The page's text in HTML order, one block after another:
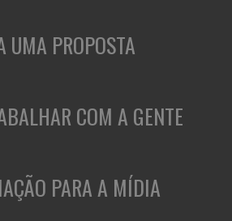
UMA PROPOSTA
COM A GENTE
PARA A MÍDIA